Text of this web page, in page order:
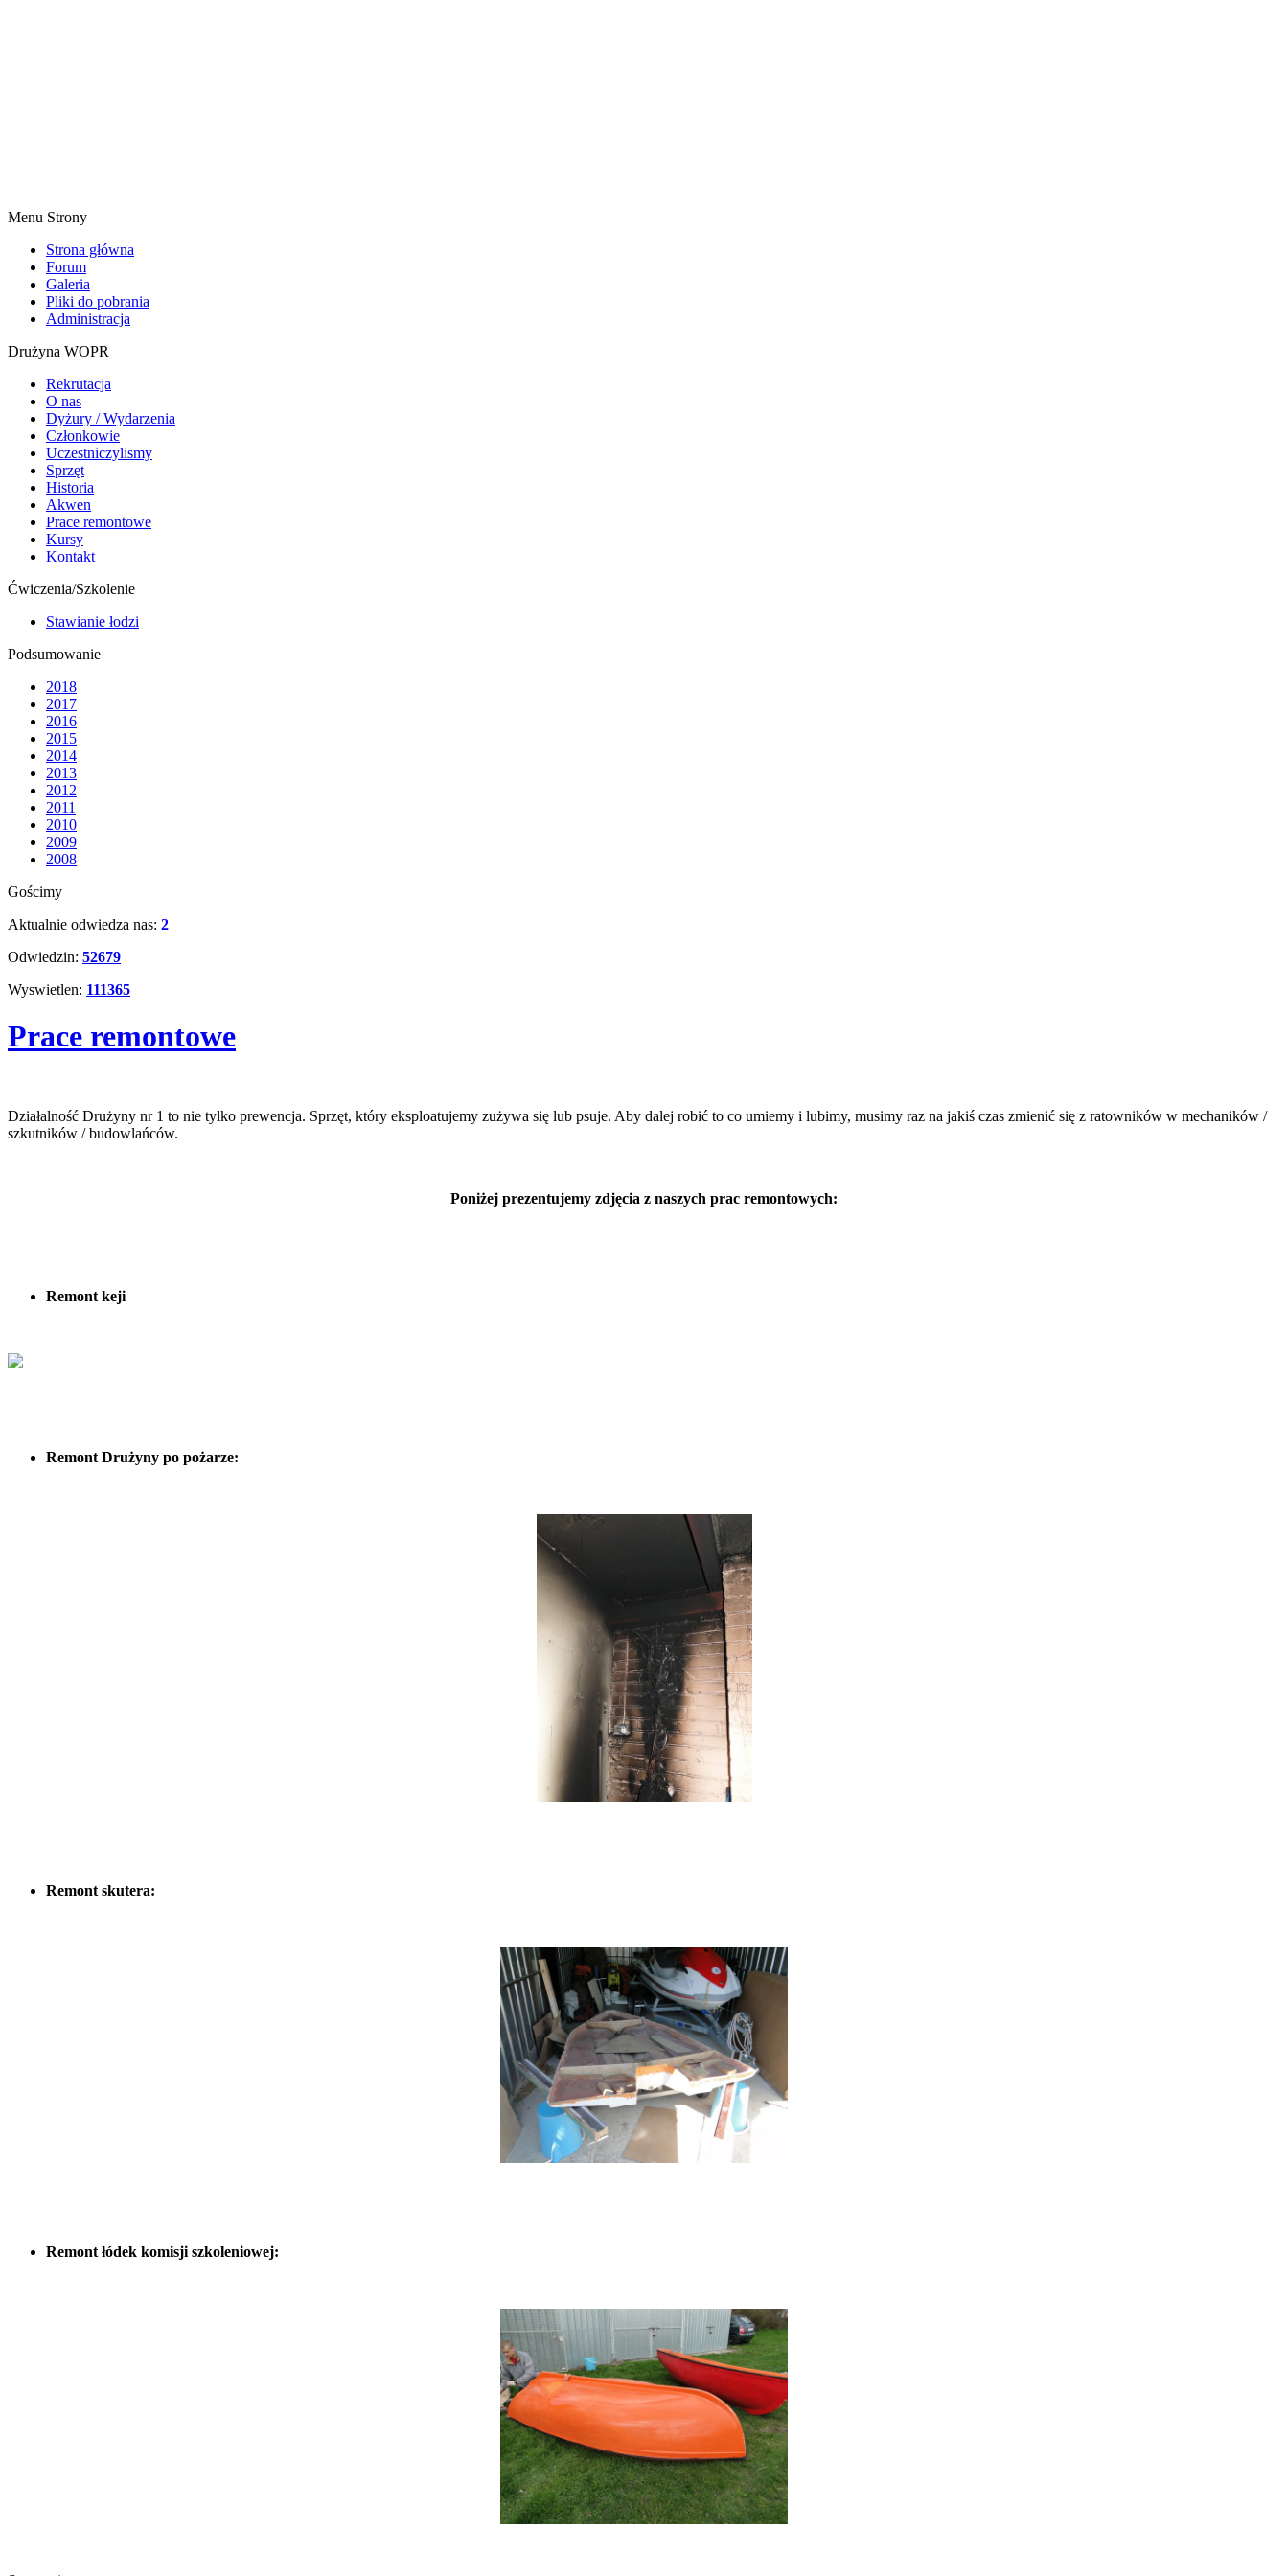
Menu Strony
Strona główna
Forum
Galeria
Pliki do pobrania
Administracja
Drużyna WOPR
Rekrutacja
O nas
Dyżury / Wydarzenia
Członkowie
Uczestniczylismy
Sprzęt
Historia
Akwen
Prace remontowe
Kursy
Kontakt
Ćwiczenia/Szkolenie
Stawianie łodzi
Podsumowanie
2018
2017
2016
2015
2014
2013
2012
2011
2010
2009
2008
Gościmy
Aktualnie odwiedza nas: 2
Odwiedzin: 52679
Wyswietlen: 111365
Prace remontowe
Działalność Drużyny nr 1 to nie tylko prewencja. Sprzęt, który eksploatujemy zużywa się lub psuje. Aby dalej robić to co umiemy i lubimy, musimy raz na jakiś czas zmienić się z ratowników w mechaników /
szkutników / budowlańców.
Poniżej prezentujemy zdjęcia z naszych prac remontowych:
Remont keji
Remont Drużyny po pożarze:
Remont skutera:
Remont łódek komisji szkoleniowej: